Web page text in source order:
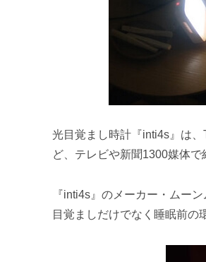
光目覚まし時計『inti4s』は
ど、テレビや新聞1300媒体で
『inti4s』のメーカー・ムー
目覚ましだけでなく睡眠前の